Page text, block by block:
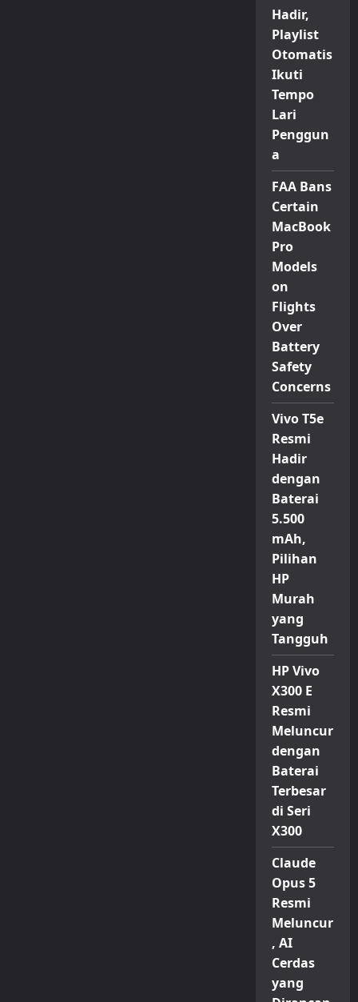
Hadir,
Playlist
Otomatis
Ikuti
Tempo
Lari
Penggun
a
FAA Bans
Certain
MacBook
Pro
Models
on
Flights
Over
Battery
Safety
Concerns
Vivo T5e
Resmi
Hadir
dengan
Baterai
5.500
mAh,
Pilihan
HP
Murah
yang
Tangguh
HP Vivo
X300 E
Resmi
Meluncur
dengan
Baterai
Terbesar
di Seri
X300
Claude
Opus 5
Resmi
Meluncur
, AI
Cerdas
yang